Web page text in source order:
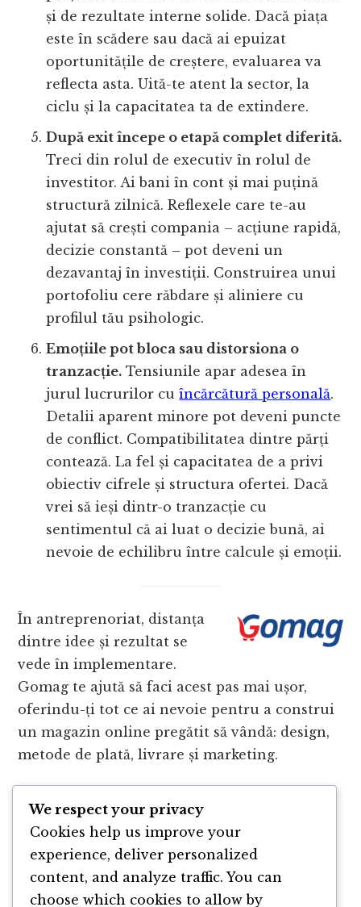
și de rezultate interne solide. Dacă piața
este în scădere sau dacă ai epuizat
oportunitățile de creștere, evaluarea va
reflecta asta. Uită-te atent la sector, la
ciclu și la capacitatea ta de extindere.
După exit începe o etapă complet diferită.
Treci din rolul de executiv în rolul de
investitor. Ai bani în cont și mai puțină
structură zilnică. Reflexele care te-au
ajutat să crești compania – acțiune rapidă,
decizie constantă – pot deveni un
dezavantaj în investiții. Construirea unui
portofoliu cere răbdare și aliniere cu
profilul tău psihologic.
Emoțiile pot bloca sau distorsiona o
tranzacție. Tensiunile apar adesea în
jurul lucrurilor cuîncărcătură personală.
Detalii aparent minore pot deveni puncte
de conflict. Compatibilitatea dintre părți
contează. La fel și capacitatea de a privi
obiectiv cifrele și structura ofertei. Dacă
vrei să ieși dintr-o tranzacție cu
sentimentul că ai luat o decizie bună, ai
nevoie de echilibru între calcule și emoții.
În antreprenoriat, distanța
dintre idee și rezultat se
vede în implementare.
Gomag te ajută să faci acest pas mai ușor,
oferindu-ți tot ce ai nevoie pentru a construi
un magazin online pregătit să vândă: design,
metode de plată, livrare și marketing.
Peste 4500 de afaceri din România au ales
deja această platformă. Dacă vrei să duci mai
departe ideile din podcast, vezi cum poți
începe pe
www.gomag.ro
We respect your privacy
Cookies help us improve your
experience, deliver personalized
content, and analyze traffic. You can
choose which cookies to allow by